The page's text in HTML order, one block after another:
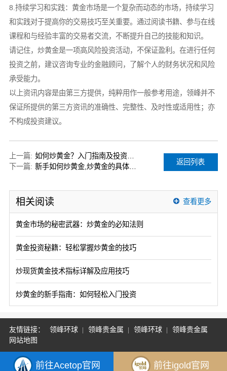
8.持续学习和实践：黄金市场是一个复杂而动态的市场，持续学习
和实践对于提高你的交易技巧至关重要。通过阅读书籍、参与在线
课程和与经验丰富的交易者交流，不断提升自己的技能和知识。
请记住，炒黄金是一项高风险投资活动，不保证盈利。在进行任何
投资之前，建议咨询专业的金融顾问，了解个人的财务状况和风险
承受能力。
以上资讯内容是由第三方提供，纯粹用作一般参考用途，领峰并不
保证所提供的第三方资讯的准确性、完整性、及时性或适用性；亦
不构成投资建议。
上一篇:
如何炒黄金？入门指南及投资策略分享
下一篇:
新手如何炒黄金,炒黄金的具体方法
返回列表
相关阅读 查看更多
黄金市场的秘密武器：炒黄金的必知法则
黄金投资秘籍：轻松掌握炒黄金的技巧
炒现货黄金技术指标详解及应用技巧
炒黄金的新手指南：如何轻松入门投资
友情链接： 领峰环球 领峰贵金属 领峰环球
领峰贵金属
网站地图
前往Acetop官网 前往igold官网